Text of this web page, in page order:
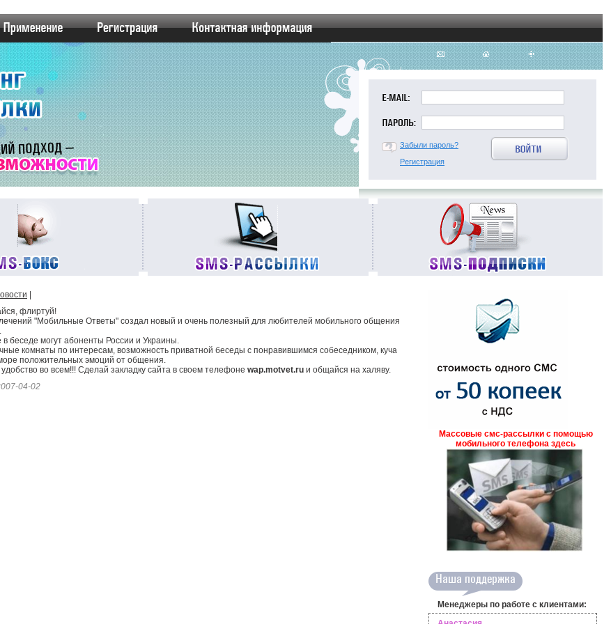
Забыли пароль?
Регистрация
флиртуй!
"Мобильные Ответы" создал новый и очень полезный для любителей мобильного общения
в беседе могут абоненты России и Украины.
комнаты по интересам, возможность приватной беседы с понравившимся собеседником, куча
положительных эмоций от общения.
удобство во всем!!! Сделай закладку сайта в своем телефоне wap.motvet.ru и общайся на халяву.
04-02
Массовые смс-рассылки с помощью
мобильного телефона здесь
Наша поддержка
Менеджеры по работе с клиентами: